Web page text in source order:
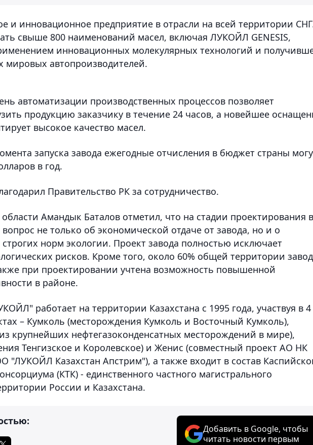
и инновационное предприятие в отрасли на всей территории
свыше 800 наименований масел, включая ЛУКОЙЛ GENESIS,
инновационных молекулярных технологий и
мировых автопроизводителей.
автоматизации производственных процессов позволяет
продукцию заказчику в течение 24 часов, а новейшее
высокое качество масел.
запуска завода ежегодные отчисления в бюджет страны
в год.
Правительство РК за сотрудничество.
Амандык Баталов отметил, что на стадии проектирования
вопрос не только об экономической отдаче от завода, но и о
норм экологии. Проект завода полностью исключает
рисков. Кроме того, около 60% общей территории
при проектировании учтена возможность повышенной
в районе.
работает на территории Казахстана с 1995 года, участвуя в 4
– Кумколь (месторождения Кумколь и Восточный Кумколь),
крупнейших нефтегазоконденсатных месторождений в мире),
Тенгизское и Королевское) и Женис (совместный проект АО НК
"ЛУКОЙЛ Казахстан Апстрим"), а также входит в состав
(КТК) - единственного частного магистрального
России и Казахстана.
Добавить в Google, чтобы
читать новости первым